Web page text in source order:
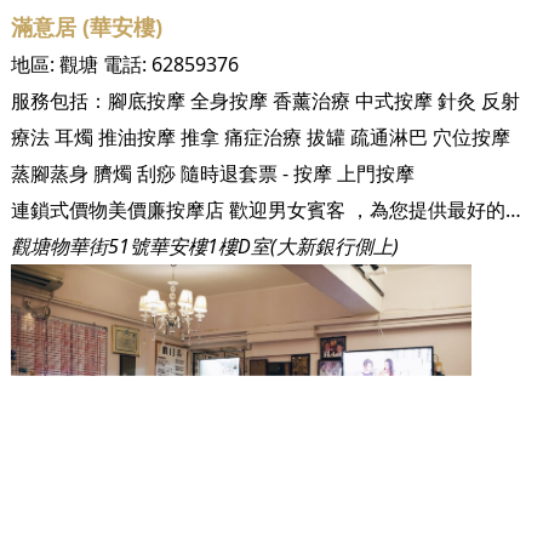
滿意居 (華安樓)
地區: 觀塘電話: 62859376
服務包括： 腳底按摩全身按摩香薰治療 中式按摩針灸 反射
療法耳燭 推油按摩推拿痛症治療 拔罐疏通淋巴 穴位按摩
蒸腳蒸身 臍燭 刮痧隨時退套票 - 按摩上門按摩
連鎖式價物美價廉按摩店 歡迎男女賓客 ，為您提供最好的服務
觀塘物華街51號華安樓1樓D室(大新銀行側上)